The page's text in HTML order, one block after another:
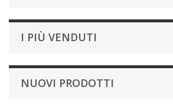
I PIÙ VENDUTI
NUOVI PRODOTTI